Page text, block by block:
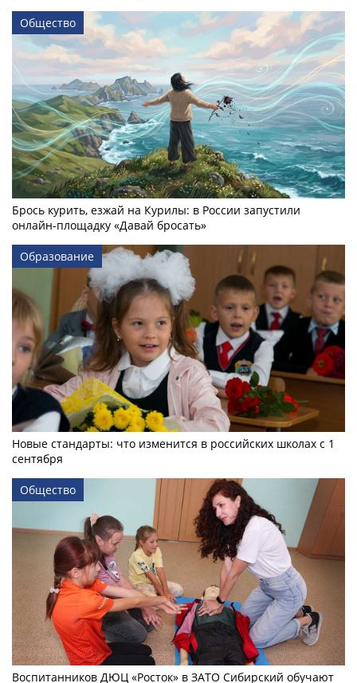
Общество
Брось курить, езжай на Курилы: в России запустили
онлайн-­площадку «Давай бросать»
Образование
Новые стандарты: что изменится в российских школах с 1
сентября
Общество
Воспитанников ДЮЦ «Росток» в ЗАТО Сибирский обучают